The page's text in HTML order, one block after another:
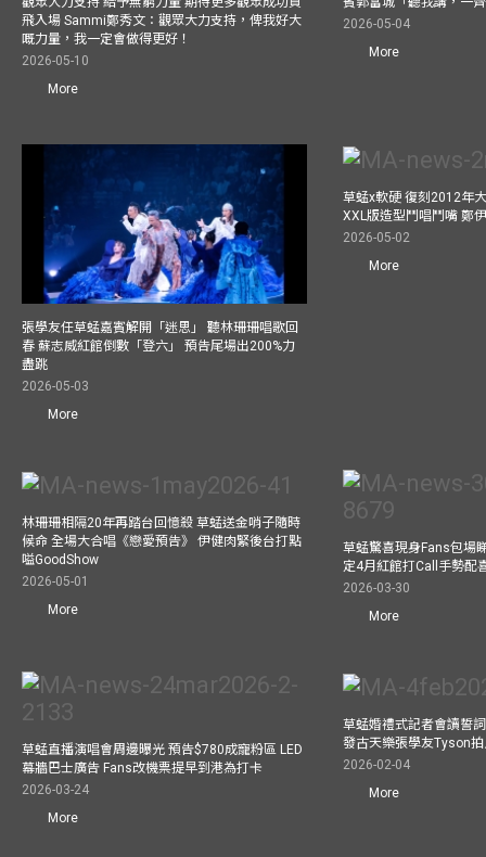
飛入場 Sammi鄭秀文：觀眾大力支持，俾我好大
嘅力量，我一定會做得更好！
2026-05-10
More
2026-05-04
More
張學友任草蜢嘉賓解開「迷思」 聽林珊珊唱歌回
春 蘇志威紅館倒數「登六」 預告尾場出200%力
盡跳
2026-05-03
More
草蜢x軟硬 復刻2012年
XXL版造型鬥唱鬥嘴 鄭
2026-05-02
More
林珊珊相隔20年再踏台回憶殺 草蜢送金哨子隨時
候命 全場大合唱《戀愛預告》 伊健肉緊後台打點
嗌GoodShow
2026-05-01
More
草蜢驚喜現身Fans包場
定4月紅館打Call手勢配
2026-03-30
More
草蜢直播演唱會周邊曝光 預告$780成寵粉區 LED
幕牆巴士廣告 Fans改機票提早到港為打卡
2026-03-24
More
草蜢婚禮式記者會讀誓
發古天樂張學友Tyson
2026-02-04
More